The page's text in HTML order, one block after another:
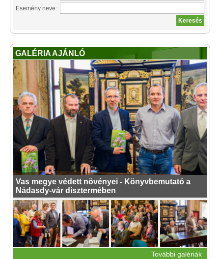
Esemény neve:
GALÉRIA AJÁNLÓ
Vas megye védett növényei - Könyvbemutató a
Nádasdy-vár dísztermében
További galériák